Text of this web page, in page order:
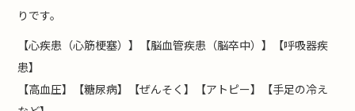
りです。
【心疾患（心筋梗塞）】【脳血管疾患（脳卒中）】【呼吸器疾
患】
【高血圧】【糖尿病】【ぜんそく】【アトピー】【手足の冷え